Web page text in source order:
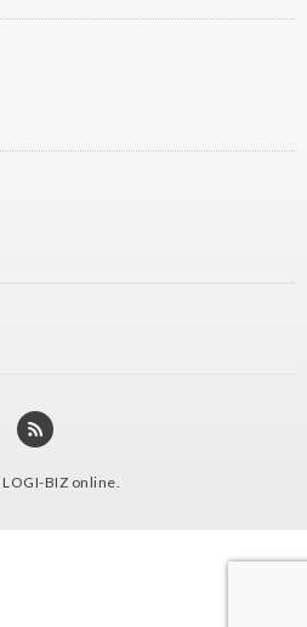
LOGI-BIZ online.